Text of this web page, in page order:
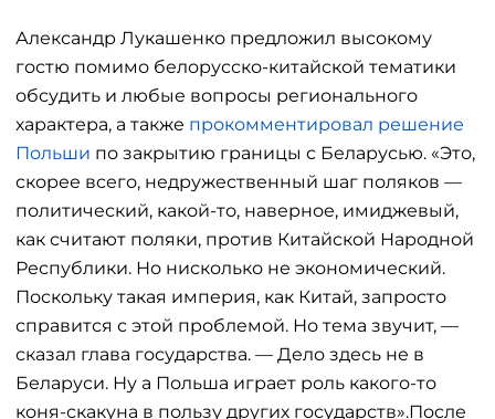
Александр Лукашенко предложил высокому
гостю помимо белорусско-китайской тематики
обсудить и любые вопросы регионального
характера, а также прокомментировал решение
Польши по закрытию границы с Беларусью. «Это,
скорее всего, недружественный шаг поляков —
политический, какой-то, наверное, имиджевый,
как считают поляки, против Китайской Народной
Республики. Но нисколько не экономический.
Поскольку такая империя, как Китай, запросто
справится с этой проблемой. Но тема звучит, —
сказал глава государства. — Дело здесь не в
Беларуси. Ну а Польша играет роль какого-то
коня-скакуна в пользу других государств».После